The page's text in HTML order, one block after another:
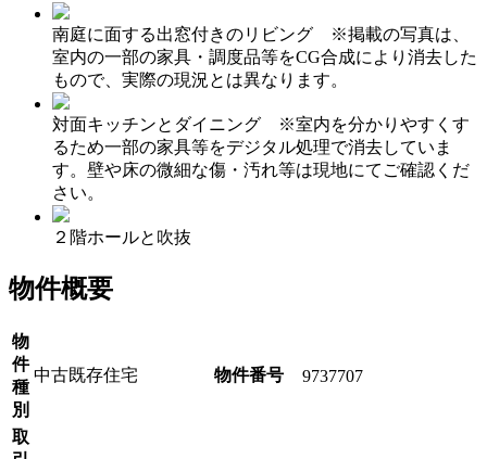
南庭に面する出窓付きのリビング ※掲載の写真は、
室内の一部の家具・調度品等をCG合成により消去した
もので、実際の現況とは異なります。
対面キッチンとダイニング ※室内を分かりやすくす
るため一部の家具等をデジタル処理で消去していま
す。壁や床の微細な傷・汚れ等は現地にてご確認くだ
さい。
２階ホールと吹抜
物件概要
物
件
種
別
中古既存住宅 物件番号 9737707
取